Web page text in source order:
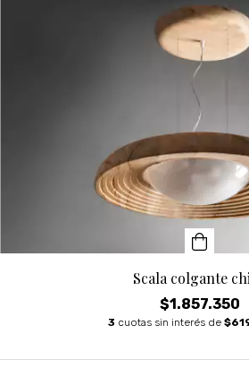
Scala colgante
$1.857.350
3 cuotas sin interés de